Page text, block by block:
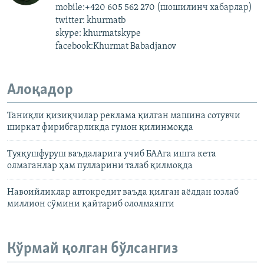
mobile:+420 605 562 270 (шошилинч хабарлар)
twitter: khurmatb
skype: khurmatskype
facebook:Khurmat Babadjanov
Алоқадор
Таниқли қизиқчилар реклама қилган машина сотувчи
ширкат фирибгарликда гумон қилинмоқда
Туяқушфуруш ваъдаларига учиб БААга ишга кета
олмаганлар ҳам пулларини талаб қилмоқда
Навоийликлар автокредит ваъда қилган аёлдан юзлаб
миллион сўмини қайтариб ололмаяпти
Кўрмай қолган бўлсангиз